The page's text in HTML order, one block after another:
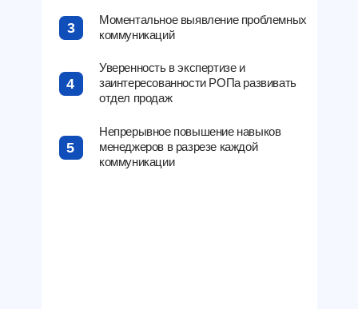
Уверенность в экспертизе и
заинтересованности РОПа развивать
отдел продаж
3
4
Моментальное выявление проблемных
коммуникаций
Непрерывное повышение навыков
менеджеров в разрезе каждой
коммуникации
5